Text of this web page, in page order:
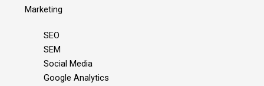
Marketing
SEO
SEM
Social Media
Google Analytics